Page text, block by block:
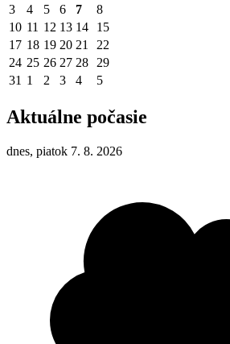
3 4 5 6 7 8
10 11 12 13 14 15
17 18 19 20 21 22
24 25 26 27 28 29
31 1 2 3 4 5
Aktuálne počasie
dnes, piatok 7. 8. 2026